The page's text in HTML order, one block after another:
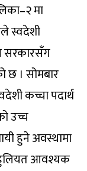
मा
स्वदेशी
सरकारसँग
छ । सोमबार
कच्चा पदार्थ
उच्च
हुने अवस्थामा
आवश्यक